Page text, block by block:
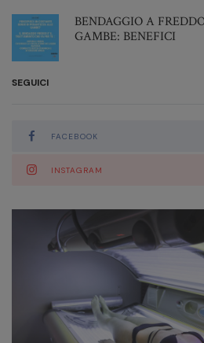
Ottobre 2021
Settembre 2021
Agosto 2021
Luglio 2021
Maggio 2021
Marzo 2021
Novembre 2020
Ottobre 2020
Luglio 2020
Marzo 2020
BENDAGGIO A
GAMBE: BENEFICI
SEGUICI
FACEBOOK
INSTAGRAM